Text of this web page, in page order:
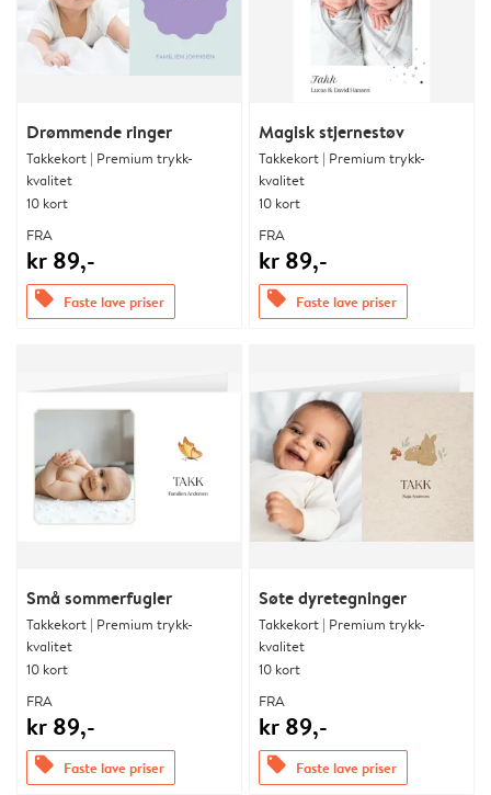
Drømmende ringer
Takkekort | Premium trykk-
kvalitet
10 kort
FRA
kr 89,-
offers Faste lave priser
Magisk stjernestøv
Takkekort | Premium trykk-
kvalitet
10 kort
FRA
kr 89,-
offers Faste lave priser
Små sommerfugler
Takkekort | Premium trykk-
kvalitet
10 kort
FRA
kr 89,-
offers Faste lave priser
Søte dyretegninger
Takkekort | Premium trykk-
kvalitet
10 kort
FRA
kr 89,-
offers Faste lave priser